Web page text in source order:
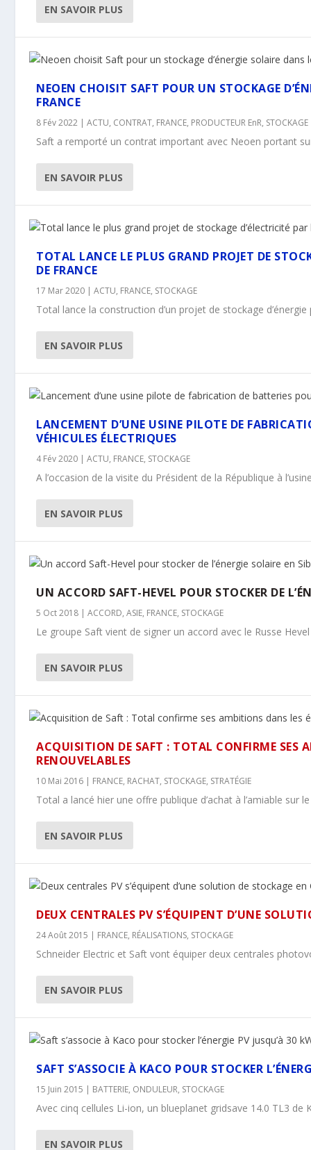
EN SAVOIR PLUS
NEOEN CHOISIT SAFT POUR UN STOCKAGE
FRANCE
8 Fév 2022 |ACTU, CONTRAT, FRANCE, PRODUCTEUR EnR, STOCKAGE
Saft a remporté un contrat important avec Neoen portant
EN SAVOIR PLUS
TOTAL LANCE LE PLUS GRAND PROJET DE
DE FRANCE
17 Mar 2020 |ACTU, FRANCE, STOCKAGE
Total lance la construction d’un projet de stockage
EN SAVOIR PLUS
LANCEMENT D’UNE USINE PILOTE DE
VÉHICULES ÉLECTRIQUES
4 Fév 2020 |ACTU, FRANCE, STOCKAGE
A l’occasion de la visite du Président de la République à
EN SAVOIR PLUS
UN ACCORD SAFT-HEVEL POUR STOCKER DE
5 Oct 2018 |ACCORD,ASIE, FRANCE, STOCKAGE
Le groupe Saft vient de signer un accord avec le Russe
EN SAVOIR PLUS
ACQUISITION DE SAFT : TOTAL CONFIRME SES
RENOUVELABLES
10 Mai 2016 | FRANCE, RACHAT, STOCKAGE, STRATÉGIE
Total a lancé hier une offre publique d’achat à l’amiable sur
EN SAVOIR PLUS
DEUX CENTRALES PV S’ÉQUIPENT D’UNE
24 Août 2015 | FRANCE, RÉALISATIONS, STOCKAGE
Schneider Electric et Saft vont équiper deux centrales
EN SAVOIR PLUS
SAFT S’ASSOCIE À KACO POUR STOCKER
15 Juin 2015 | BATTERIE, ONDULEUR, STOCKAGE
Avec cinq cellules Li-ion, un blueplanet gridsave 14.0 TL3 de
EN SAVOIR PLUS